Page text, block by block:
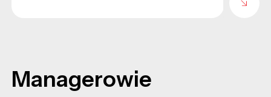
Managerowie